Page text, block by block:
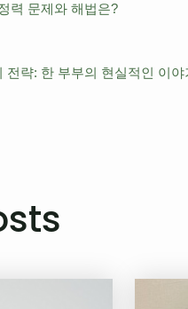
력 문제와 해법은?
략: 한 부부의 현실적인 이야